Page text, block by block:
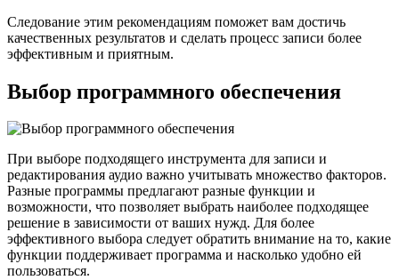
Следование этим рекомендациям поможет вам достичь
качественных результатов и сделать процесс записи более
эффективным и приятным.
Выбор программного обеспечения
При выборе подходящего инструмента для записи и
редактирования аудио важно учитывать множество факторов.
Разные программы предлагают разные функции и
возможности, что позволяет выбрать наиболее подходящее
решение в зависимости от ваших нужд. Для более
эффективного выбора следует обратить внимание на то, какие
функции поддерживает программа и насколько удобно ей
пользоваться.